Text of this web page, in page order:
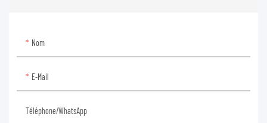
Nom
E-Mail
Téléphone/WhatsApp